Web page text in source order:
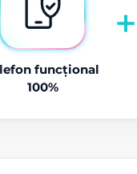
funcțional
100%
+